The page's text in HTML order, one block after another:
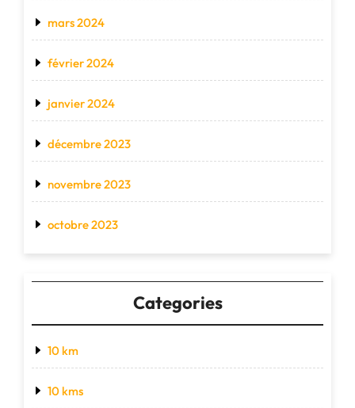
mars 2024
février 2024
janvier 2024
décembre 2023
novembre 2023
octobre 2023
Categories
10 km
10 kms